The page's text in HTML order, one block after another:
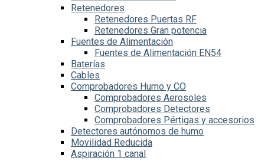
Retenedores
Retenedores Puertas RF
Retenedores Gran potencia
Fuentes de Alimentación
Fuentes de Alimentación EN54
Baterías
Cables
Comprobadores Humo y CO
Comprobadores Aerosoles
Comprobadores Detectores
Comprobadores Pértigas y accesorios
Detectores autónomos de humo
Movilidad Reducida
Aspiración 1 canal